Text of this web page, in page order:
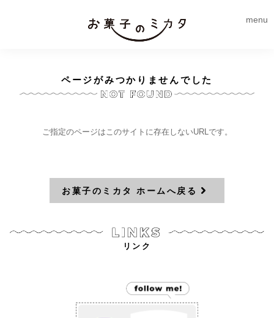
menu
ページがみつかりませんでした
ご指定のページはこのサイトに存在しないURLです。
お菓子のミカタ ホームへ戻る
リンク